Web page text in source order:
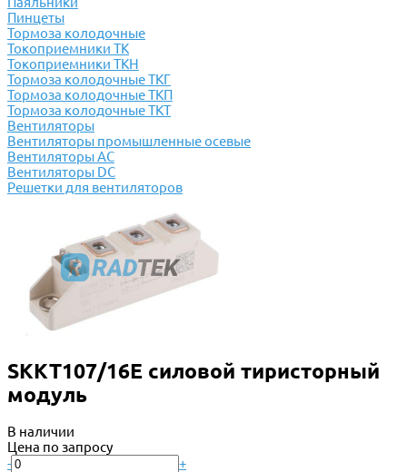
Пинцеты
Тормоза колодочные
Токоприемники ТК
Токоприемники ТКН
Тормоза колодочные ТКГ
Тормоза колодочные ТКП
Тормоза колодочные ТКТ
Вентиляторы
Вентиляторы промышленные осевые
Вентиляторы АС
Вентиляторы DC
Решетки для вентиляторов
SKKT107/16E силовой тиристорный
модуль
В наличии
Цена по запросу
-
+